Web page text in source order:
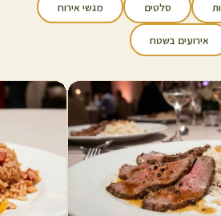
סלטים מגשי אירוח
אירועים בשטח